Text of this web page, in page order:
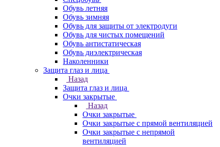
Обувь летняя
Обувь зимняя
Обувь для защиты от электродуги
Обувь для чистых помещений
Обувь антистатическая
Обувь диэлектрическая
Наколенники
Защита глаз и лица
Назад
Защита глаз и лица
Очки закрытые
Назад
Очки закрытые
Очки закрытые с прямой вентиляцией
Очки закрытые с непрямой
вентиляцией